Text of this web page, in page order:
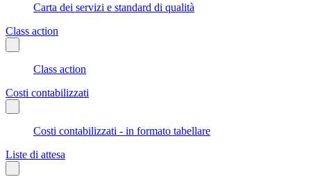
Carta dei servizi e standard di qualità
Class action
Class action
Costi contabilizzati
Costi contabilizzati - in formato tabellare
Liste di attesa